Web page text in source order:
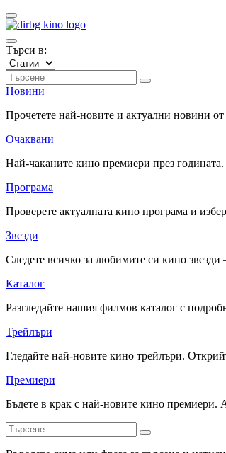
Търси в:
Новини
Прочетете най-новите и актуални новини
Очаквани
Най-чаканите кино премиери през
Програма
Проверете актуалната кино програма и
Звезди
Следете всичко за любимите си кино
Каталог
Разгледайте нашия филмов каталог с
Трейлъри
Гледайте най-новите кино трейлъри.
Премиери
Бъдете в крак с най-новите кино премиери.